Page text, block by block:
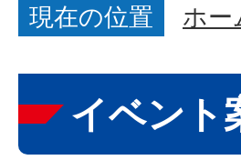
現在の位置 ホー
イベント